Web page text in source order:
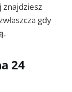
znajdziesz
gdy
24